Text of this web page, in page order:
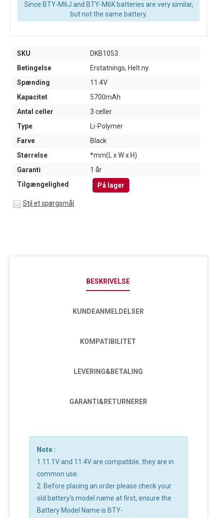
Since BTY-M6J and BTY-M6K batteries are very similar,
but not the same battery.
SKU
DKB1053
Betingelse
Erstatnings, Helt ny
Spænding
11.4V
Kapacitet
5700mAh
Antal celler
3 celler
Type
Li-Polymer
Farve
Black
Størrelse
*mm(L x W x H)
Garanti
1 år
Tilgængelighed
På lager
Stil et spørgsmål
BESKRIVELSE
KUNDEANMELDELSER
KOMPATIBILITET
LEVERING&BETALING
GARANTI&RETURNERER
Note :
1.11.1V and 11.4V are compatible, they are in
common use.
2. Before placing an order please check your
old battery's model name at first, ensure the
Battery Model Name is BTY-